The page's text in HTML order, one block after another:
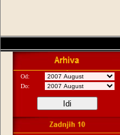
Od:
Do: